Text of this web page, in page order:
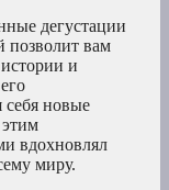
дегустации
позволит вам
и
новые
этим
вдохновлял
миру.